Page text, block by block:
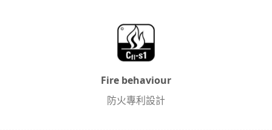
Fire behaviour
防火專利設計